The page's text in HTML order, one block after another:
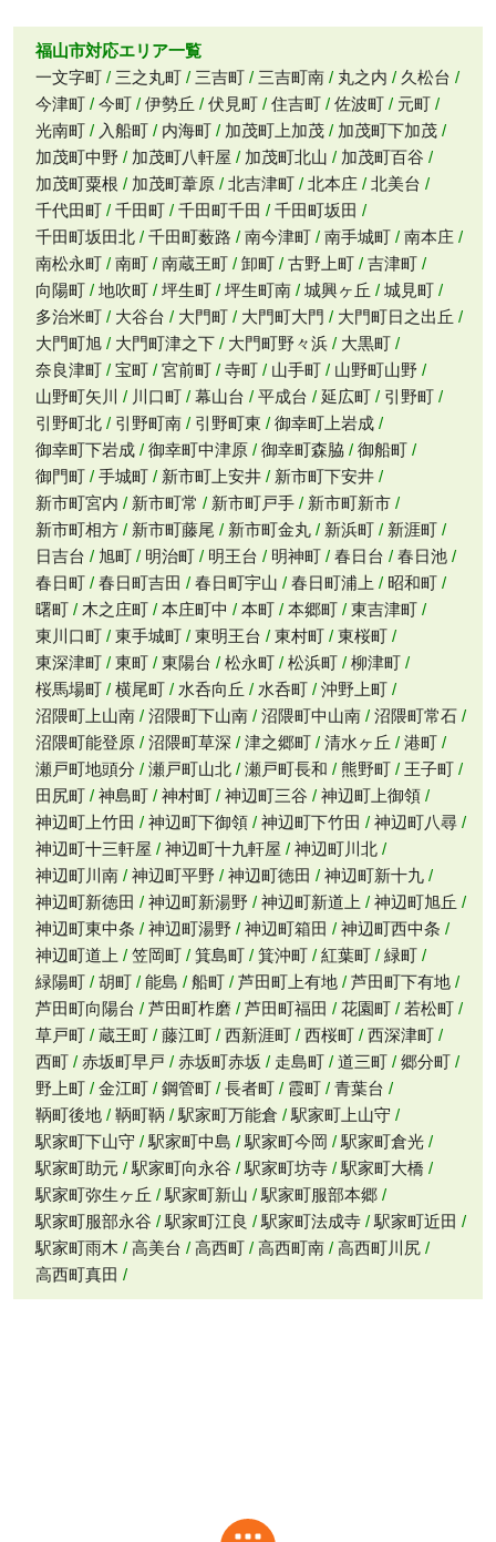
福山市対応エリア一覧
一文字町
三之丸町 三吉町 三吉町南 丸之内
久松台
今津町
今町 伊勢丘 伏見町 住吉町 佐波町
元町
光南町
入船町 内海町 加茂町上加茂
加茂町下加茂
加茂町中野
加茂町八軒屋 加茂町北山
加茂町百谷
加茂町粟根
加茂町葦原 北吉津町 北本庄
北美台
千代田町
千田町 千田町千田
千田町坂田
千田町坂田北
千田町薮路 南今津町 南手城町
南本庄
南松永町
南町 南蔵王町 卸町 古野上町
吉津町
向陽町
地吹町 坪生町 坪生町南 城興ヶ丘
城見町
多治米町
大谷台 大門町 大門町大門
大門町日之出丘
大門町旭
大門町津之下 大門町野々浜
大黒町
奈良津町
宝町 宮前町 寺町 山手町
山野町山野
山野町矢川
川口町 幕山台 平成台 延広町
引野町
引野町北
引野町南 引野町東
御幸町上岩成
御幸町下岩成
御幸町中津原 御幸町森脇
御船町
御門町
手城町 新市町上安井
新市町下安井
新市町宮内
新市町常 新市町戸手
新市町新市
新市町相方
新市町藤尾 新市町金丸 新浜町
新涯町
日吉台
旭町 明治町 明王台 明神町 春日台
春日池
春日町
春日町吉田 春日町宇山 春日町浦上
昭和町
曙町
木之庄町 本庄町中 本町 本郷町
東吉津町
東川口町
東手城町 東明王台 東村町
東桜町
東深津町
東町 東陽台 松永町 松浜町
柳津町
桜馬場町
横尾町 水呑向丘 水呑町
沖野上町
沼隈町上山南
沼隈町下山南 沼隈町中山南
沼隈町常石
沼隈町能登原
沼隈町草深 津之郷町 清水ヶ丘
港町
瀬戸町地頭分
瀬戸町山北 瀬戸町長和 熊野町
王子町
田尻町
神島町 神村町 神辺町三谷
神辺町上御領
神辺町上竹田
神辺町下御領 神辺町下竹田
神辺町八尋
神辺町十三軒屋
神辺町十九軒屋
神辺町川北
神辺町川南
神辺町平野 神辺町徳田
神辺町新十九
神辺町新徳田
神辺町新湯野 神辺町新道上
神辺町旭丘
神辺町東中条
神辺町湯野 神辺町箱田
神辺町西中条
神辺町道上
笠岡町 箕島町 箕沖町 紅葉町
緑町
緑陽町
胡町 能島 船町 芦田町上有地
芦田町下有地
芦田町向陽台
芦田町柞磨 芦田町福田 花園町
若松町
草戸町
蔵王町 藤江町 西新涯町 西桜町
西深津町
西町
赤坂町早戸 赤坂町赤坂 走島町 道三町
郷分町
野上町
金江町 鋼管町 長者町 霞町
青葉台
鞆町後地
鞆町鞆 駅家町万能倉
駅家町上山守
駅家町下山守
駅家町中島 駅家町今岡
駅家町倉光
駅家町助元
駅家町向永谷 駅家町坊寺
駅家町大橋
駅家町弥生ヶ丘
駅家町新山
駅家町服部本郷
駅家町服部永谷
駅家町江良 駅家町法成寺
駅家町近田
駅家町雨木
高美台 高西町 高西町南
高西町川尻
高西町真田